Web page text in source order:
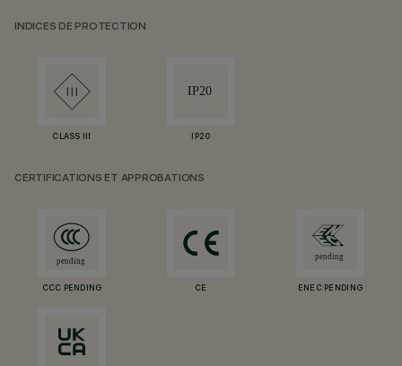
INDICES DE PROTECTION
CLASS III IP20
CERTIFICATIONS ET APPROBATIONS
CCC PENDING CE ENEC PENDING